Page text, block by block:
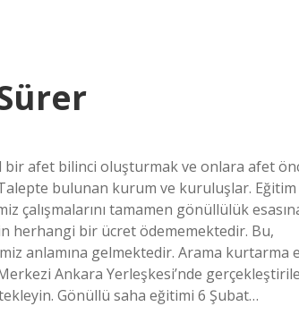
bir afet bilinci oluşturmak ve onlara afet
bulunan kurum ve kuruluşlar.
çalışmalarını tamamen gönüllülük
herhangi bir ücret ödememektedir. Bu,
anlamına gelmektedir. Arama kurtarma
Ankara Yerleşkesi’nde
Gönüllü saha eğitimi 6 Şubat…